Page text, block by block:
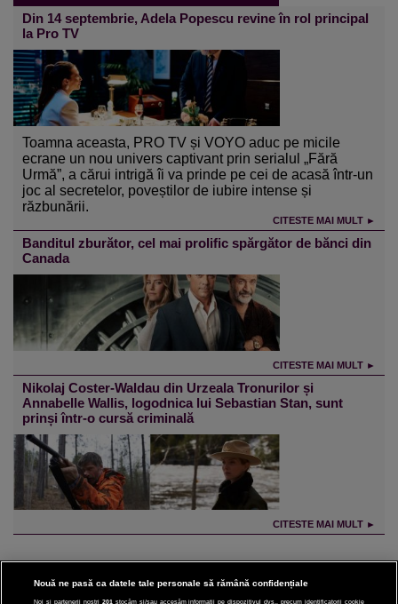
Din 14 septembrie, Adela Popescu revine în rol principal
la Pro TV
Toamna aceasta, PRO TV și VOYO aduc pe micile
ecrane un nou univers captivant prin serialul „Fără
Urmă”, a cărui intrigă îi va prinde pe cei de acasă într-un
joc al secretelor, poveștilor de iubire intense și
răzbunării.
CITESTE MAI MULT ►
Banditul zburător, cel mai prolific spărgător de bănci din
Canada
CITESTE MAI MULT ►
Nikolaj Coster-Waldau din Urzeala Tronurilor și
Annabelle Wallis, logodnica lui Sebastian Stan, sunt
prinși într-o cursă criminală
CITESTE MAI MULT ►
Nouă ne pasă ca datele tale personale să rămână confidențiale
Noi și partenerii noștri 201 stocăm și/sau accesăm informații pe dispozitivul dvs., precum identificatorii cookie